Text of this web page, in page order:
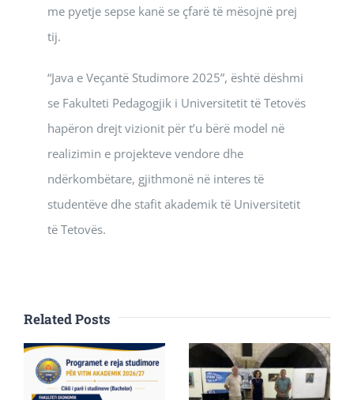
me pyetje sepse kanë se çfarë të mësojnë prej
tij.
“Java e Veçantë Studimore 2025”, është dëshmi
se Fakulteti Pedagogjik i Universitetit të Tetovës
hapëron drejt vizionit për t’u bërë model në
realizimin e projekteve vendore dhe
ndërkombëtare, gjithmonë në interes të
studentëve dhe stafit akademik të Universitetit
të Tetovës.
Related Posts